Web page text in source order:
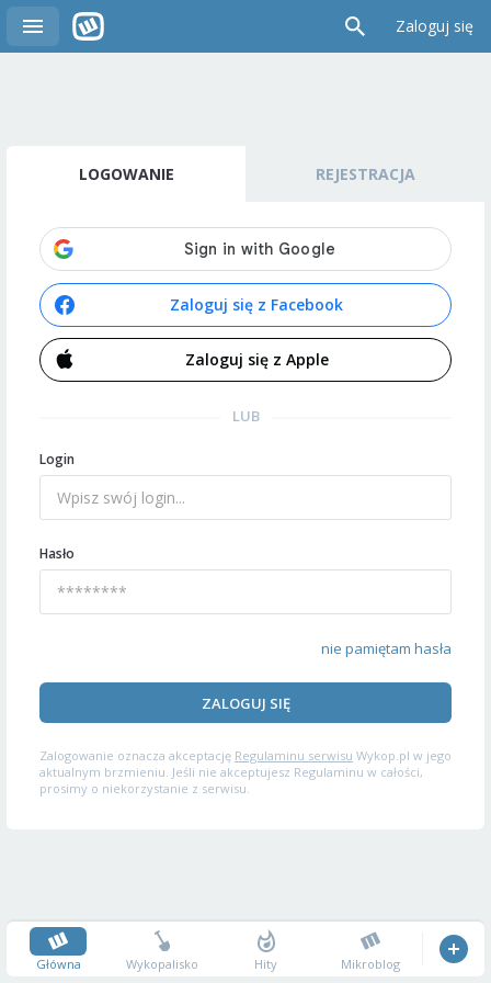
Zaloguj się
LOGOWANIE REJESTRACJA
Zaloguj się z Facebook
Zaloguj się z Apple
LUB
Login
Hasło
nie pamiętam hasła
ZALOGUJ SIĘ
Zalogowanie oznacza akceptację Regulaminu serwisu Wykop.pl w jego
aktualnym brzmieniu. Jeśli nie akceptujesz Regulaminu w całości,
prosimy o niekorzystanie z serwisu.
Główna Wykopalisko Hity Mikroblog